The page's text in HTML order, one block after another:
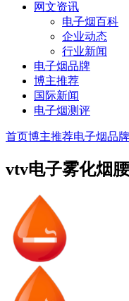
网文资讯
电子烟百科
企业动态
行业新闻
电子烟品牌
博主推荐
国际新闻
电子烟测评
首页博主推荐电子烟品牌
vtv电子雾化烟